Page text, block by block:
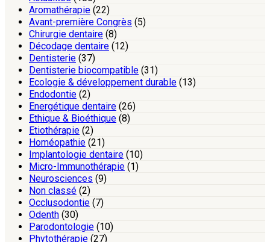
Aromathérapie (22)
Avant-première Congrès (5)
Chirurgie dentaire (8)
Décodage dentaire (12)
Dentisterie (37)
Dentisterie biocompatible (31)
Ecologie & développement durable (13)
Endodontie (2)
Energétique dentaire (26)
Ethique & Bioéthique (8)
Etiothérapie (2)
Homéopathie (21)
Implantologie dentaire (10)
Micro-Immunothérapie (1)
Neurosciences (9)
Non classé (2)
Occlusodontie (7)
Odenth (30)
Parodontologie (10)
Phytothérapie (27)